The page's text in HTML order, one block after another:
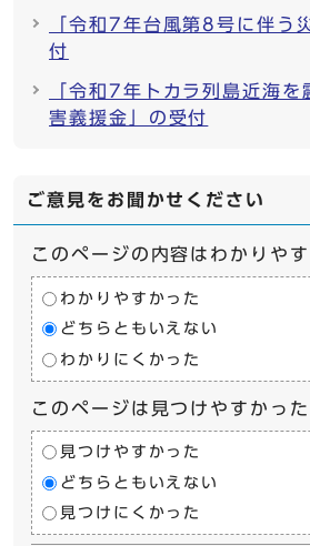
「令和7年台風第8号に伴う
付
「令和7年トカラ列島近海を
害義援金」の受付
ご意見をお聞かせください
このページの内容はわかりや
わかりやすかった
どちらともいえない
わかりにくかった
このページは見つけやすかった
見つけやすかった
どちらともいえない
見つけにくかった